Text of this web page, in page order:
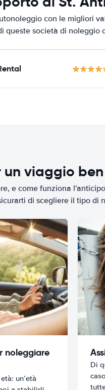
con le migliori
queste società di noleggio
viaggio
e come funziona
di scegliere il tipo di
noleggiare
un’età
Di